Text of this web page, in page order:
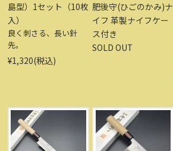
島型）1セット（10枚
入）
良く刺さる、長い針
先。
¥1,320(税込)
肥後守(ひごのかみ)ナ
イフ 革製ナイフケー
ス付き
SOLD OUT